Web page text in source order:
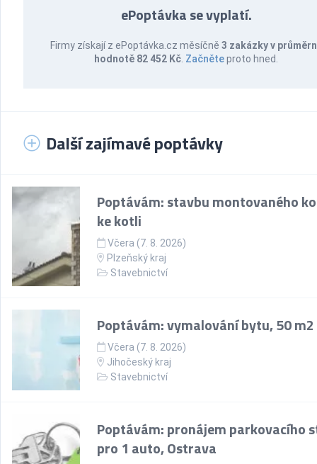
ePoptávka se vyplatí.
Firmy získají z ePoptávka.cz měsíčně 3 zakázky v
hodnotě 82 452 Kč Začněteproto hned.
Další zajímavé poptávky
Poptávám: stavbu montovaného
ke kotli
Včera (7. 8. 2026)
Plzeňský kraj
Stavebnictví
Poptávám: vymalování bytu, 50 m2
Včera (7. 8. 2026)
Jihočeský kraj
Stavebnictví
Poptávám: pronájem parkovacího
pro 1 auto, Ostrava